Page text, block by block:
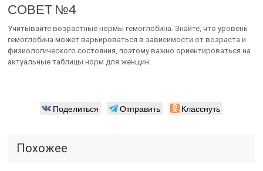
СОВЕТ №4
Учитывайте возрастные нормы гемоглобина. Знайте, что уровень
гемоглобина может варьироваться в зависимости от возраста и
физиологического состояния, поэтому важно ориентироваться на
актуальные таблицы норм для женщин.
Поделиться Отправить Класснуть
Похожее